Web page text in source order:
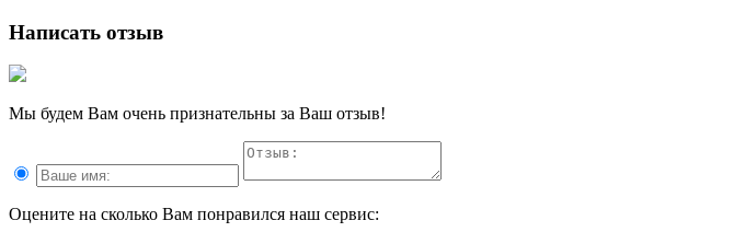
Написать отзыв
Мы будем Вам очень признательны за Ваш отзыв!
Оцените на сколько Вам понравился наш сервис: